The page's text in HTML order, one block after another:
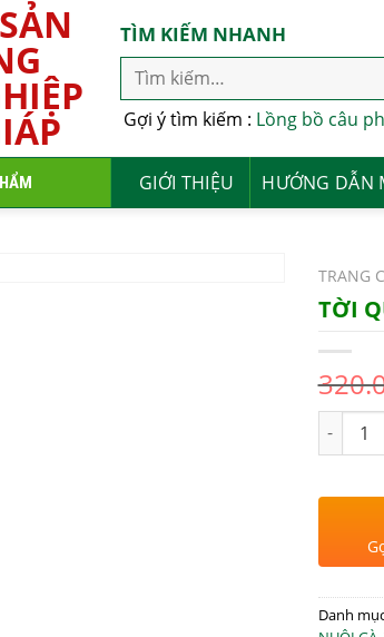
TÌM KIẾM NHANH
Gợi ý tìm kiếm : Lồng bồ câu
GIỚI THIỆU HƯỚNG DẪN
TRANG
TỜI
Số lượng
Danh